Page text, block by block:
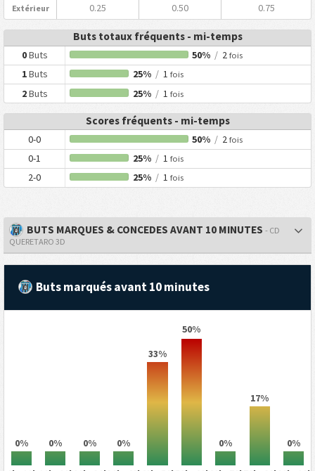
Extérieur 0.25 0.50 0.75
Buts totaux fréquents - mi-temps
0Buts 50% / 2fois
1Buts 25% /1 fois
2Buts 25% /1 fois
Scores fréquents - mi-temps
0-0 50% / 2fois
0-1 25% /1 fois
2-0 25% /1 fois
BUTS MARQUES & CONCEDES AVANT 10 MINUTES - CD
QUERETARO 3D
Buts marqués avant 10 minutes
0% 0% 0% 0%
33%
50%
0%
17%
0%